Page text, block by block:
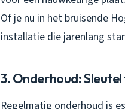
Of je nu in het bruisende
installatie die jarenlang
3. Onderhoud:
Regelmatig onderhoud is